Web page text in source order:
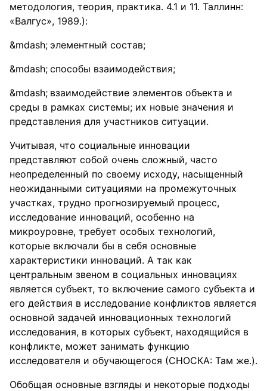
методология, теория, практика. 4.1 и 11. Таллинн:
«Валгус», 1989.):
элементный состав;
способы взаимодействия;
взаимодействие элементов объекта и
среды в рамках системы; их новые значения и
представления для участников ситуации.
Учитывая, что социальные инновации
представляют собой очень сложный, часто
неопределенный по своему исходу, насыщенный
неожиданными ситуациями на промежуточных
участках, трудно прогнозируемый процесс,
исследование инноваций, особенно на
микроуровне, требует особых технологий,
которые включали бы в себя основные
характеристики инноваций. А так как
центральным звеном в социальных инновациях
является субъект, то включение самого субъекта и
его действия в исследование конфликтов является
основной задачей инновационных технологий
исследования, в которых субъект, находящийся в
конфликте, может занимать функцию
исследователя и обучающегося (СНОСКА: Там же.).
Обобщая основные взгляды и некоторые подходы